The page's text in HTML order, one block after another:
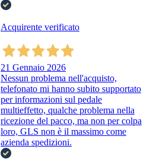
Acquirente verificato
21 Gennaio 2026
Nessun problema nell'acquisto,
telefonato mi hanno subito supportato
per informazioni sul pedale
multieffetto, qualche problema nella
ricezione del pacco, ma non per colpa
loro, GLS non è il massimo come
azienda spedizioni.